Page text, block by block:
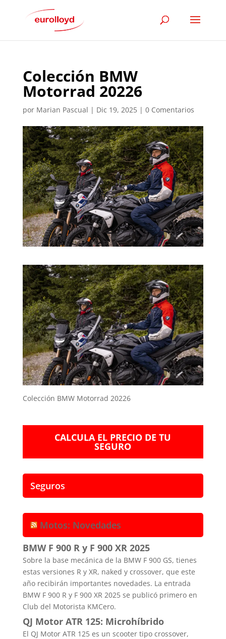
Colección BMW
Motorrad 20226
por Marian Pascual | Dic 19, 2025| 0 Comentarios
Colección BMW Motorrad 20226
CALCULA EL PRECIO DE TU
SEGURO
Seguros
Motos: Novedades
BMW F 900 R y F 900 XR 2025
Sobre la base mecánica de la BMW F 900 GS, tienes
estas versiones R y XR, naked y crossover, que este
año recibirán importantes novedades. La entrada
BMW F 900 R y F 900 XR 2025 se publicó primero en
Club del Motorista KMCero.
QJ Motor ATR 125: Microhíbrido
El QJ Motor ATR 125 es un scooter tipo crossover,